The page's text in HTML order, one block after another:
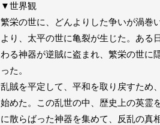
▼世界観
繁栄の世に、どんよりした争いが渦巻
より、太平の世に亀裂が生じた。ある
わる神器が逆賊に盗まれ、繁栄の世に
った。
乱賊を平定して、平和を取り戻すため
始めた。この乱世の中、歴史上の英霊
に散らばった神器を集めて、反乱の真